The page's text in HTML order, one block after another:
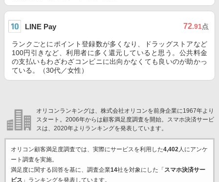
LINE Pay 72.91点
ランクごとにポイント登録数が多くなり、ドラッグストアなど
100円引きなど、利用者に多く還元していると思う。公共料金
の支払いもわざわざコンビニに出向かなくても良いのが助かっ
ている。（30代／女性）
オリコンランキングは、株式会社オリコンを前身企業に1967年より
スタート。2006年からは顧客満足度調査を開始。スマホ決済サービ
スは、2020年よりランキングを発表しています。
オリコン顧客満足度調査では、実際にサービスを利用した4,402人にアンケ
ート調査を実施。
満足度に関する回答を基に、調査企業14社を対象にした「 スマホ決済サー
ビス 」ランキングを発表しています。